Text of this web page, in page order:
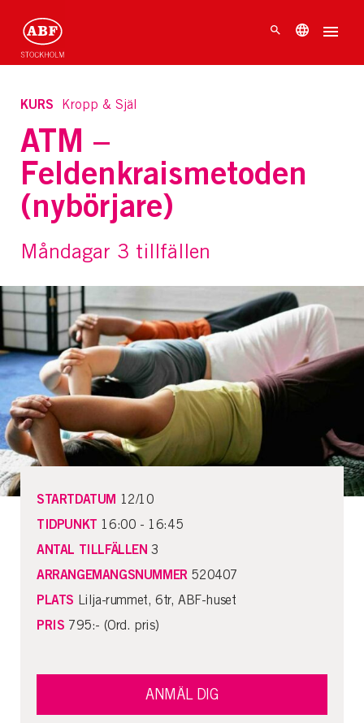
KURS Kropp & Själ
ATM –
Feldenkraismetoden
(nybörjare)
Måndagar 3 tillfällen
STARTDATUM 12/10
TIDPUNKT 16:00 - 16:45
ANTAL TILLFÄLLEN 3
ARRANGEMANGSNUMMER520407
PLATS Lilja-rummet, 6tr, ABF-huset
PRIS 795:- (Ord. pris)
ANMÄL DIG